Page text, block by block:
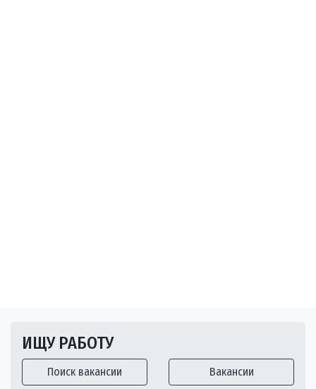
ИЩУ РАБОТУ
Поиск вакансии Вакансии